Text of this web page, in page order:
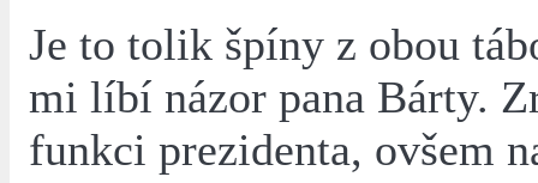
Je to tolik špíny z obou
mi líbí názor pana Bárty.
funkci prezidenta, ovšem